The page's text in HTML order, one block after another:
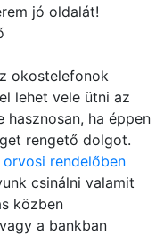
jó oldalát!
okostelefonok
lehet vele ütni az
hasznosan, ha éppen
rengető dolgot.
orvosi rendelőben
csinálni valamit
közben
a bankban